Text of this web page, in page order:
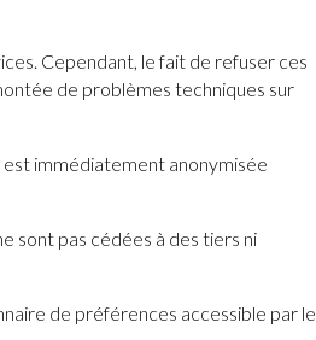
Cependant, le fait de refuser ces
de problèmes techniques sur
immédiatement anonymisée
sont pas cédées à des tiers ni
de préférences accessible par le